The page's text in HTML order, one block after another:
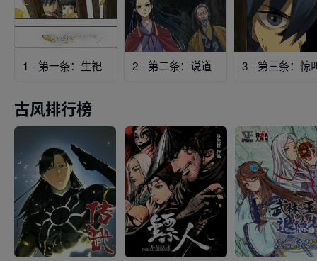
1 - 第一条：生祀 2 - 第二条：说道 3 - 第三条：惊
古风排行榜